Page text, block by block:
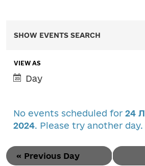
Events
Search
and
Views
SHOW EVENTS SEARCH
Event
Views
VIEW AS
Day
No events scheduled for 24
2024. Please try another day.
« Previous Day